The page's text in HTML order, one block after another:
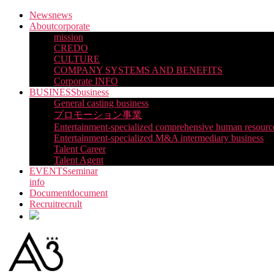
Skip
Newsnews
Aboutcorporate
mission
CREDO
CULTURE
COMPANY SYSTEMS AND BENEFITS
Corporate INFO
BUSINESSbusiness
General casting business
プロモーション事業
Entertainment-specialized comprehensive human
Entertainment-specialized M&A intermediary business
Talent Career
Talent Agent
EVENTSseminar
info
Documentdocument
Recruitrecrult